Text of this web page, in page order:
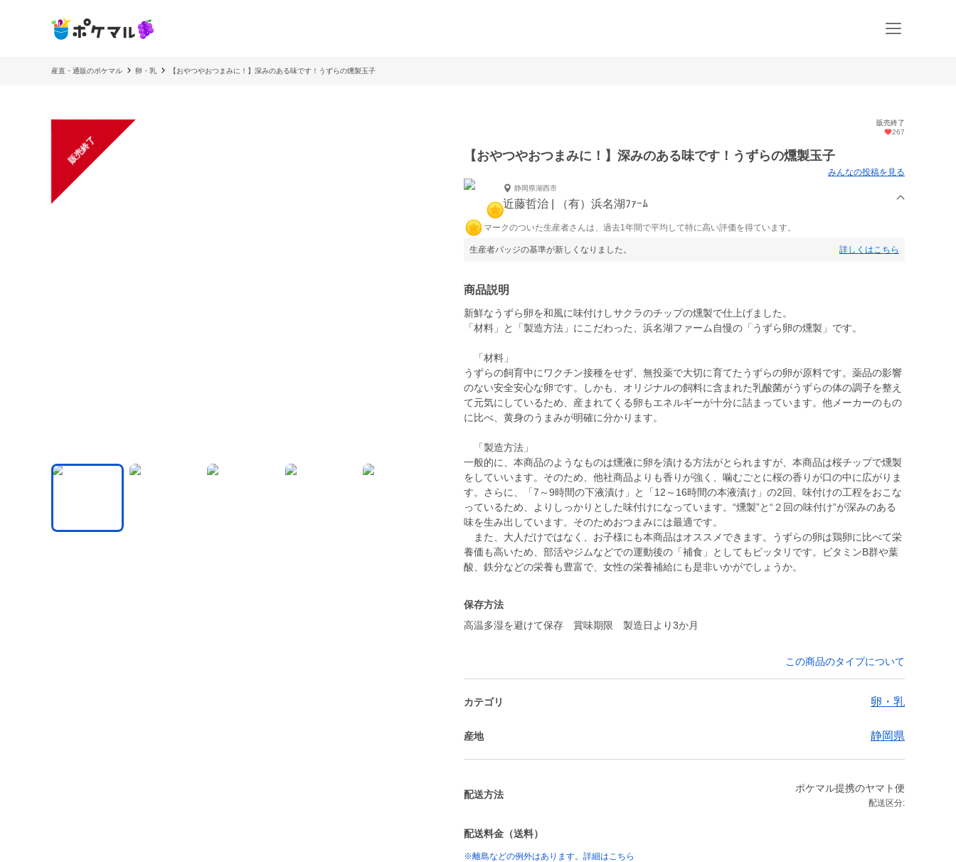
産直・通販のポケマル 卵・乳 【おやつやおつまみに！】深みのある味です！うずらの燻製玉子
販売終了
販売終了
267
【おやつやおつまみに！】深みのある味です！うずらの燻製玉子
みんなの投稿を見る
静岡県湖西市
近藤哲治 | （有）浜名湖ﾌｧｰﾑ
マークのついた生産者さんは、過去1年間で平均して特に高い評価を得ています。
生産者バッジの基準が新しくなりました。 詳しくはこちら
商品説明
新鮮なうずら卵を和風に味付けしサクラのチップの燻製で仕上げました。
「材料」と「製造方法」にこだわった、浜名湖ファーム自慢の「うずら卵の燻製」です。
「材料」
うずらの飼育中にワクチン接種をせず、無投薬で大切に育てたうずらの卵が原料です。薬品の影響
のない安全安心な卵です。しかも、オリジナルの飼料に含まれた乳酸菌がうずらの体の調子を整え
て元気にしているため、産まれてくる卵もエネルギーが十分に詰まっています。他メーカーのもの
に比べ、黄身のうまみが明確に分かります。
「製造方法」
一般的に、本商品のようなものは燻液に卵を漬ける方法がとられますが、本商品は桜チップで燻製
をしていいます。そのため、他社商品よりも香りが強く、噛むごとに桜の香りが口の中に広がりま
す。さらに、「7～9時間の下液漬け」と「12～16時間の本液漬け」の2回、味付けの工程をおこな
っているため、よりしっかりとした味付けになっています。“燻製”と“２回の味付け”が深みのある
味を生み出しています。そのためおつまみには最適です。
また、大人だけではなく、お子様にも本商品はオススメできます。うずらの卵は鶏卵に比べて栄
養価も高いため、部活やジムなどでの運動後の「補食」としてもピッタリです。ビタミンB群や葉
酸、鉄分などの栄養も豊富で、女性の栄養補給にも是非いかがでしょうか。
保存方法
高温多湿を避けて保存 賞味期限 製造日より3か月
この商品のタイプについて
カテゴリ 卵・乳
産地 静岡県
配送方法
ポケマル提携のヤマト便
配送区分:
配送料金（送料）
※離島などの例外はあります。詳細はこちら